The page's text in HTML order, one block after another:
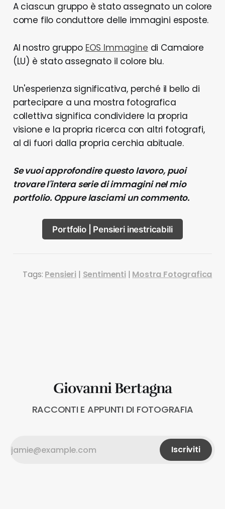
A ciascun gruppo è stato assegnato un colore
come filo conduttore delle immagini esposte.
Al nostro gruppo EOS Immagine di Camaiore
(LU) è stato assegnato il colore blu.
Un'esperienza significativa, perché il bello di
partecipare a una mostra fotografica
collettiva significa condividere la propria
visione e la propria ricerca con altri fotografi,
al di fuori dalla propria cerchia abituale.
Se vuoi approfondire questo lavoro, puoi
trovare l'intera serie di immagini nel mio
portfolio. Oppure lasciami un commento.
Portfolio | Pensieri inestricabili
Tags: Pensieri | Sentimenti | Mostra Fotografica
Giovanni Bertagna
RACCONTI E APPUNTI DI FOTOGRAFIA
Iscriviti